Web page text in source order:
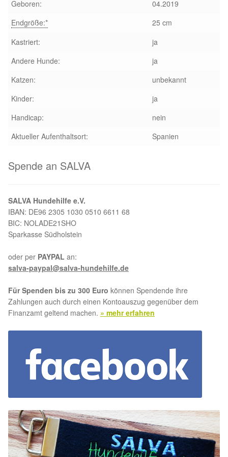
Aktion „Hilfe La Linea“
Updates „Hilfe La Linea“
Partnertierheim in Polen
Geboren:
04.2019
Endgröße:*
25 cm
Kastriert:
ja
Andere Hunde:
ja
Katzen:
unbekannt
Kinder:
ja
Handicap:
nein
Aktueller Aufenthaltsort:
Spanien
Spende an SALVA
SALVA Hundehilfe e.V.
IBAN: DE96 2305 1030 0510 6611 68
BIC: NOLADE21SHO
Sparkasse Südholstein
oder per PAYPAL an:
salva-paypal@salva-hundehilfe.de
Für Spenden bis zu 300 Euro können Spendende ihre
Zahlungen auch durch einen Kontoauszug gegenüber dem
Finanzamt geltend machen. » mehr erfahren